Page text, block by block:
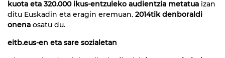
kuota eta 320.000 ikus-entzuleko audientzia metatua izan
ditu Euskadin eta eragin eremuan. 2014tik denboraldi
onena osatu du.
eitb.eus-en eta sare sozialetan